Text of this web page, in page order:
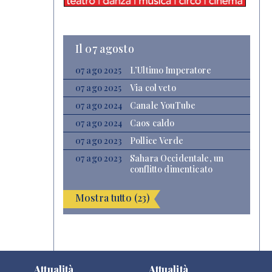
Il 07 agosto
07 ago 2025
L’Ultimo Imperatore
07 ago 2025
Via col veto
07 ago 2024
Canale YouTube
07 ago 2024
Caos caldo
07 ago 2023
Pollice Verde
07 ago 2023
Sahara Occidentale, un
conflitto dimenticato
Mostra tutto (23)
Attualità Attualità